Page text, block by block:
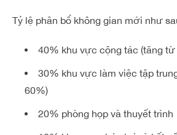
Tỷ lệ phân bổ không gian mới như
40% khu vực cộng tác (tăng từ
30% khu vực làm việc tập
60%)
20% phòng họp và thuyết trình